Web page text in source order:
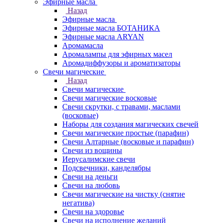
Эфирные масла
Назад
Эфирные масла
Эфирные масла БОТАНИКА
Эфирные масла ARYAN
Аромамасла
Аромалампы для эфирных масел
Аромадиффузоры и ароматизаторы
Свечи магические
Назад
Свечи магические
Свечи магические восковые
Свечи скрутки, с травами, маслами
(восковые)
Наборы для создания магических свечей
Свечи магические простые (парафин)
Свечи Алтарные (восковые и парафин)
Свечи из вощины
Иерусалимские свечи
Подсвечники, канделябры
Свечи на деньги
Свечи на любовь
Свечи магические на чистку (снятие
негатива)
Свечи на здоровье
Свечи на исполнение желаний